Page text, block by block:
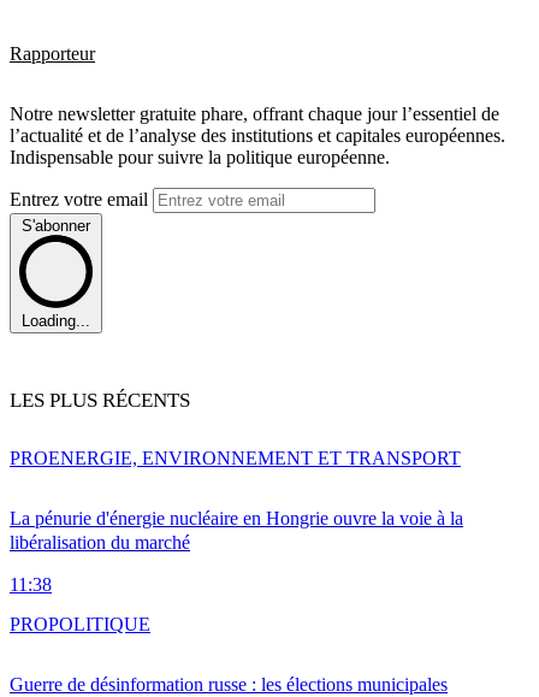
Rapporteur
Notre newsletter gratuite phare, offrant chaque jour l’essentiel de
l’actualité et de l’analyse des institutions et capitales européennes.
Indispensable pour suivre la politique européenne.
Entrez votre email
S'abonner
Loading...
LES PLUS RÉCENTS
La pénurie d'énergie nucléaire en Hongrie ouvre la voie à la
libéralisation du marché
11:38
PROENERGIE, ENVIRONNEMENT ET TRANSPORT
Guerre de désinformation russe : les élections municipales
PROPOLITIQUE